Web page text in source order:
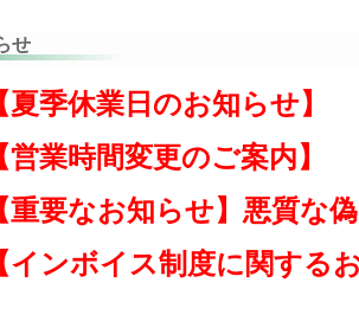
せ
夏季休業日のお知らせ】
営業時間変更のご案内】
重要なお知らせ】悪質な
インボイス制度に関する